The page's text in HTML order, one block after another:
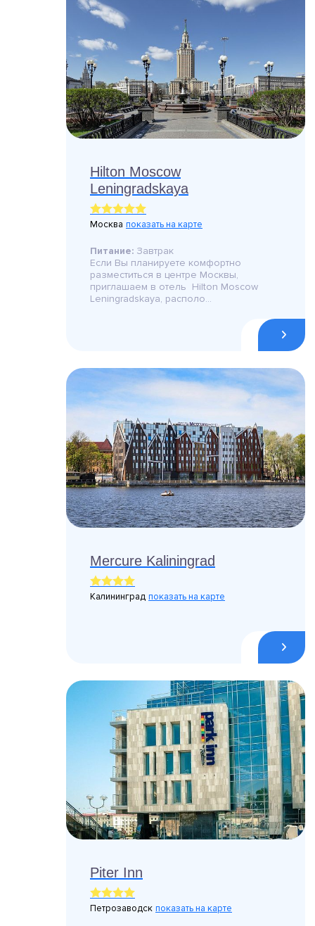
Hilton Moscow
Leningradskaya
Москва показать на карте
Питание: Завтрак
Если Вы планируете комфортно
разместиться в центре Москвы,
приглашаем в отель Hilton Moscow
Leningradskaya, располо...
Mercure Kaliningrad
Калининград показать на карте
Piter Inn
Петрозаводск показать на карте